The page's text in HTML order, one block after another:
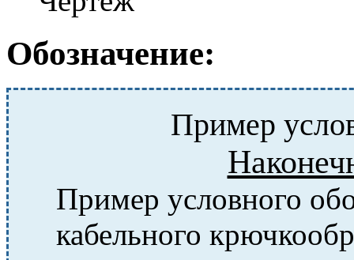
Обозначение:
Пример
Пример условного
кабельного